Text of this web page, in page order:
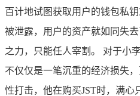
百计地试图获取用户的钱包私
被泄露，用户的资产就如同失
之力，只能任人宰割。 对于小
不仅仅是一笔沉重的经济损失
性打击，他在购买JST时，满心